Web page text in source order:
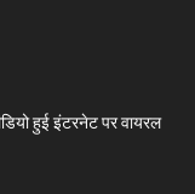
हुई इंटरनेट पर वायरल